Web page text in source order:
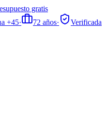
gratis
+45· 72 años·
Verificada